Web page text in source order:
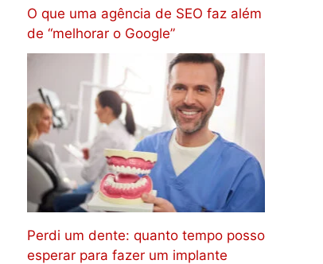
O que uma agência de SEO faz além
de “melhorar o Google”
Perdi um dente: quanto tempo posso
esperar para fazer um implante